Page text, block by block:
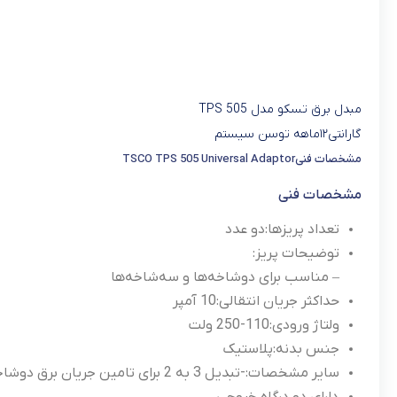
مبدل برق تسکو مدل TPS 505
گارانتی۱۲ماهه توسن سیستم
مشخصات فنیTSCO TPS 505 Universal Adaptor
مشخصات فنی
تعداد پریزها:دو عدد
توضیحات پریز:
– مناسب برای دوشاخه‌ها و سه‌شاخه‌ها
حداکثر جریان انتقالی:10 آمپر
ولتاژ ورودی:110-250 ولت
جنس بدنه:پلاستیک
سایر مشخصات:-تبدیل 3 به 2 برای تامین جریان برق دوشاخه‌های تیغه‌ای و سه‌شاخه‌ها